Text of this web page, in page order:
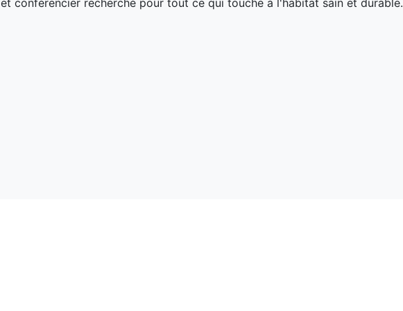
et conférencier recherché pour tout ce qui touche à l'habitat sain et durable.